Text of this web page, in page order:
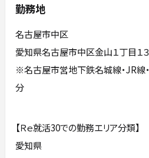
勤務地
名古屋市中区
愛知県名古屋市中区金山１丁目１
※名古屋市営地下鉄名城線・JR線
分
【Ｒｅ就活30での勤務エリア分類】
愛知県